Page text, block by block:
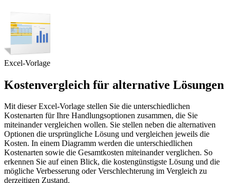
Excel-Vorlage
Kostenvergleich für alternative Lösungen
Mit dieser Excel-Vorlage stellen Sie die unterschiedlichen
Kostenarten für Ihre Handlungsoptionen zusammen, die Sie
miteinander vergleichen wollen. Sie stellen neben die alternativen
Optionen die ursprüngliche Lösung und vergleichen jeweils die
Kosten. In einem Diagramm werden die unterschiedlichen
Kostenarten sowie die Gesamtkosten miteinander verglichen. So
erkennen Sie auf einen Blick, die kostengünstigste Lösung und die
mögliche Verbesserung oder Verschlechterung im Vergleich zu
derzeitigen Zustand.